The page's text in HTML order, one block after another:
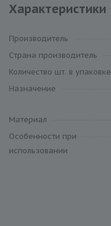
Характеристики
Производитель
Cтрана производитель
Количество шт. в упаковке
Назначение
Материал
Особенности при
использовании